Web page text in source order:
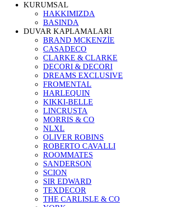
KURUMSAL
HAKKIMIZDA
BASINDA
DUVAR KAPLAMALARI
BRAND MCKENZİE
CASADECO
CLARKE & CLARKE
DECORI & DECORI
DREAMS EXCLUSIVE
FROMENTAL
HARLEQUIN
KIKKI-BELLE
LINCRUSTA
MORRIS & CO
NLXL
OLIVER ROBINS
ROBERTO CAVALLI
ROOMMATES
SANDERSON
SCION
SIR EDWARD
TEXDECOR
THE CARLISLE & CO